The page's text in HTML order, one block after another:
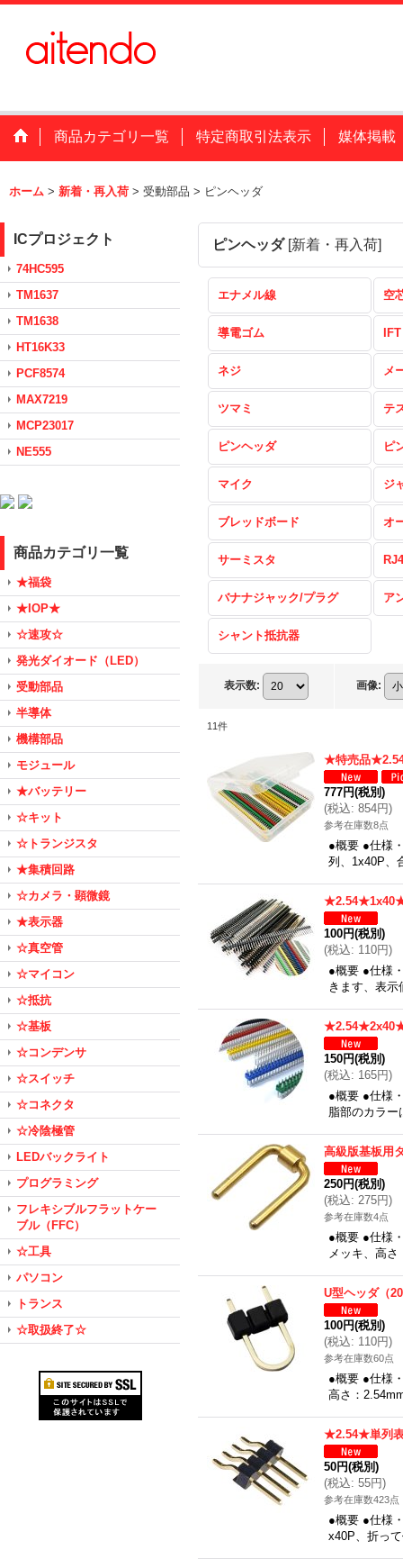
商品カテゴリ一覧 特定商取引法表示 媒体掲載
ホーム > 新着・再入荷 > 受動部品 > ピンヘッダ
ICプロジェクト
74HC595
TM1637
TM1638
HT16K33
PCF8574
MAX7219
MCP23017
NE555
商品カテゴリ一覧
★福袋
★IOP★
☆速攻☆
発光ダイオード（LED）
受動部品
半導体
機構部品
モジュール
★バッテリー
☆キット
☆トランジスタ
★集積回路
☆カメラ・顕微鏡
★表示器
☆真空管
☆マイコン
☆抵抗
☆基板
☆コンデンサ
☆スイッチ
☆コネクタ
☆冷陰極管
LEDバックライト
プログラミング
フレキシブルフラットケー
ブル（FFC）
☆工具
パソコン
トランス
☆取扱終了☆
ピンヘッダ [新着・再入荷]
エナメル線 空
導電ゴム IFT
ネジ メ
ツマミ テ
ピンヘッダ ピ
マイク ジ
ブレッドボード オ
サーミスタ
バナナジャック/プラグ ア
シャント抵抗器
表示数: 画像:
11件
★特売品
777円(税別)
(税込: 854円)
参考在庫数8点
●概要 ●仕様
列、1x40P、
★2.54★1x40★
100円(税別)
(税込: 110円)
●概要 ●仕様
きます、表
★2.54★2x40★
150円(税別)
(税込: 165円)
●概要 ●仕様
脂部のカラ
高級版基板用
250円(税別)
(税込: 275円)
参考在庫数4点
●概要 ●仕様
メッキ、高
U型ヘッダ（
100円(税別)
(税込: 110円)
参考在庫数60点
●概要 ●仕様
高さ：
★2.54★単列表
50円(税別)
(税込: 55円)
参考在庫数423点
●概要 ●仕様
x40P、折っ